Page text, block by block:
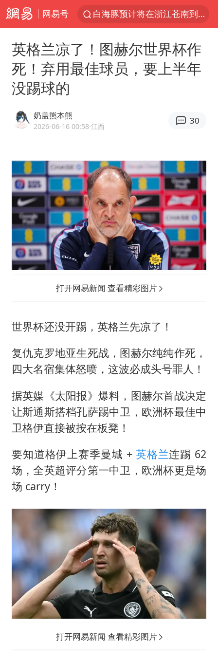
网易号
白海豚预计将在浙江苍南到三门一带登陆
四川宜宾5.5级地震后余震为何不断
2026年7月份居民消费价格同比上涨0.5%
“伊斯兰版北约”出现
上海大部迎大暴雨
台铃电动车仅骑一年就断电趴窝
白海豚5次眼壁置换
方桃子代言广告视频已下架
白海豚在海上打了个结
英格兰凉了！图赫尔世界杯作
死！弃用最佳球员，要上半年
没踢球的
奶盖熊本熊
2026-06-16 00:58·江西
30
打开网易新闻 查看精彩图片
世界杯还没开踢，英格兰先凉了！
复仇克罗地亚生死战，图赫尔纯纯作死，
四大名宿集体怒喷，这波必成头号罪人！
据英媒《太阳报》爆料，图赫尔首战决定
让斯通斯搭档孔萨踢中卫，欧洲杯最佳中
卫格伊直接被按在板凳！
要知道格伊上赛季曼城 + 英格兰连踢 62
场，全英超评分第一中卫，欧洲杯更是场
场 carry！
打开网易新闻 查看精彩图片